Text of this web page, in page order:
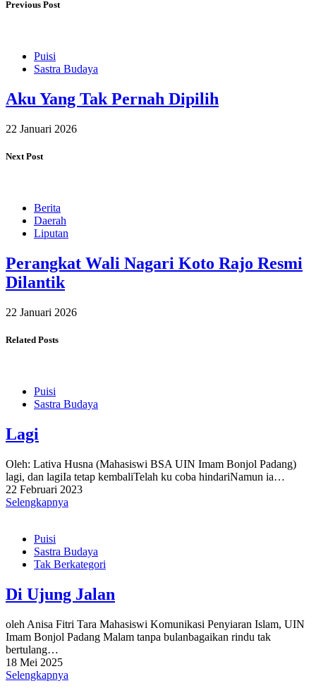
Previous Post
Puisi
Sastra Budaya
Aku Yang Tak Pernah Dipilih
22 Januari 2026
Next Post
Berita
Daerah
Liputan
Perangkat Wali Nagari Koto Rajo Resmi
Dilantik
22 Januari 2026
Related Posts
Puisi
Sastra Budaya
Lagi
Oleh: Lativa Husna (Mahasiswi BSA UIN Imam Bonjol Padang)
lagi, dan lagiIa tetap kembaliTelah ku coba hindariNamun ia…
22 Februari 2023
Selengkapnya
Puisi
Sastra Budaya
Tak Berkategori
Di Ujung Jalan
oleh Anisa Fitri Tara Mahasiswi Komunikasi Penyiaran Islam, UIN
Imam Bonjol Padang Malam tanpa bulanbagaikan rindu tak
bertulang…
18 Mei 2025
Selengkapnya